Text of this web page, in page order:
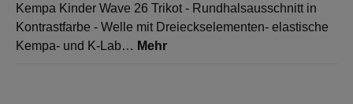
Kempa Kinder Wave 26 Trikot - Rundhalsausschnitt in
Kontrastfarbe - Welle mit Dreieckselementen- elastische
Kempa- und K-Lab… Mehr